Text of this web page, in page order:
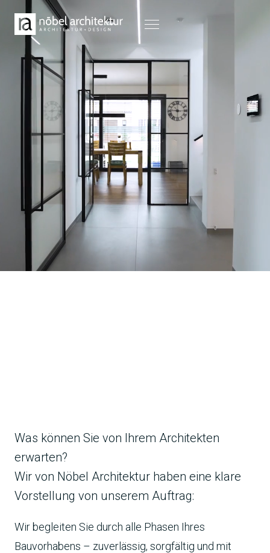
KONTAKT AUFNEHMEN
Was können Sie von Ihrem Architekten
erwarten?
Wir von Nöbel Architektur haben eine klare
Vorstellung von unserem Auftrag:
Wir begleiten Sie durch alle Phasen Ihres
Bauvorhabens – zuverlässig, sorgfältig und mit